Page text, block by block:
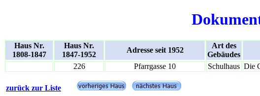
Haus Nr.
1808-1847
Haus Nr.
1847-1952
Adresse seit 1952
Art des
Gebäudes
226
Pfarrgasse 10 Schulhaus Die
zurück zur Liste